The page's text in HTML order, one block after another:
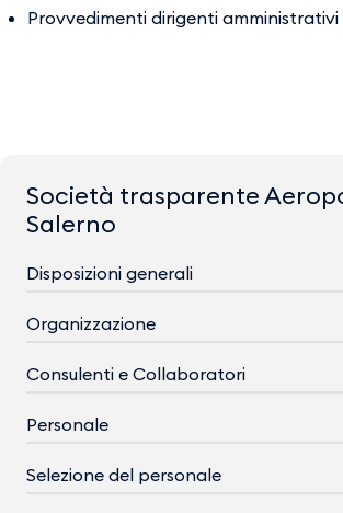
Provvedimenti dirigenti amministrativi
Società trasparente
Salerno
Disposizioni generali
Organizzazione
Consulenti e Collaboratori
Personale
Selezione del personale